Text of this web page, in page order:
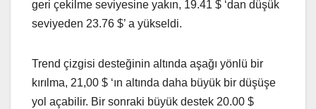
geri çekilme seviyesine yakın, 19.41 $ ‘dan düşük
seviyeden 23.76 $’ a yükseldi.
Trend çizgisi desteğinin altında aşağı yönlü bir
kırılma, 21,00 $ ‘ın altında daha büyük bir düşüşe
yol açabilir. Bir sonraki büyük destek 20.00 $